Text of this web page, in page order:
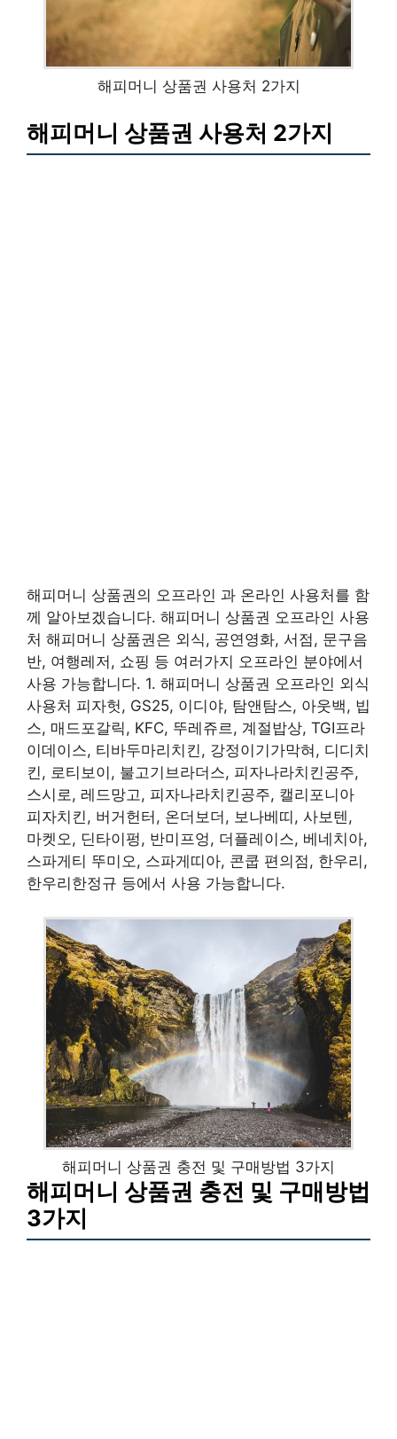
해피머니 상품권 사용처 2가지
해피머니 상품권 사용처 2가지
해피머니 상품권의 오프라인 과 온라인 사용처를 함
께 알아보겠습니다. 해피머니 상품권 오프라인 사용
처 해피머니 상품권은 외식, 공연영화, 서점, 문구음
반, 여행레저, 쇼핑 등 여러가지 오프라인 분야에서
사용 가능합니다. 1. 해피머니 상품권 오프라인 외식
사용처 피자헛, GS25, 이디야, 탐앤탐스, 아웃백, 빕
스, 매드포갈릭, KFC, 뚜레쥬르, 계절밥상, TGI프라
이데이스, 티바두마리치킨, 강정이기가막혀, 디디치
킨, 로티보이, 불고기브라더스, 피자나라치킨공주,
스시로, 레드망고, 피자나라치킨공주, 캘리포니아
피자치킨, 버거헌터, 온더보더, 보나베띠, 사보텐,
마켓오, 딘타이펑, 반미프엉, 더플레이스, 베네치아,
스파게티 뚜미오, 스파게띠아, 콘쿱 편의점, 한우리,
한우리한정규 등에서 사용 가능합니다.
해피머니 상품권 충전 및 구매방법 3가지
해피머니 상품권 충전 및 구매방법
3가지